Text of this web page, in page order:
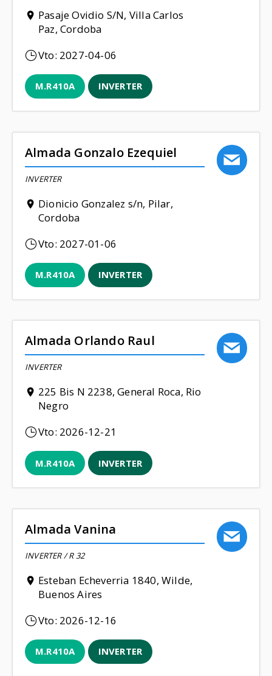
Pasaje Ovidio S/N, Villa Carlos
Paz, Cordoba
Vto: 2027-04-06
M.R410A INVERTER
Almada Gonzalo Ezequiel
INVERTER
Dionicio Gonzalez s/n, Pilar,
Cordoba
Vto: 2027-01-06
M.R410A INVERTER
Almada Orlando Raul
INVERTER
225 Bis N 2238, General Roca, Rio
Negro
Vto: 2026-12-21
M.R410A INVERTER
Almada Vanina
INVERTER / R 32
Esteban Echeverria 1840, Wilde,
Buenos Aires
Vto: 2026-12-16
M.R410A INVERTER